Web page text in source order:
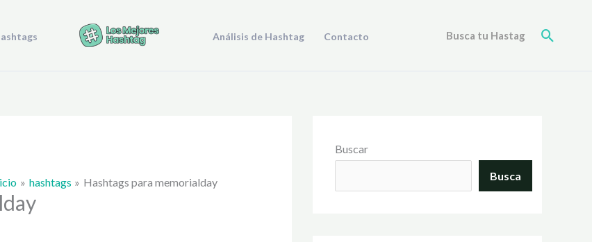
Análisis de Hashtag Contacto Busca tu Hastag Buscar
hashtags Hashtags para memorialday
Buscar
Busca